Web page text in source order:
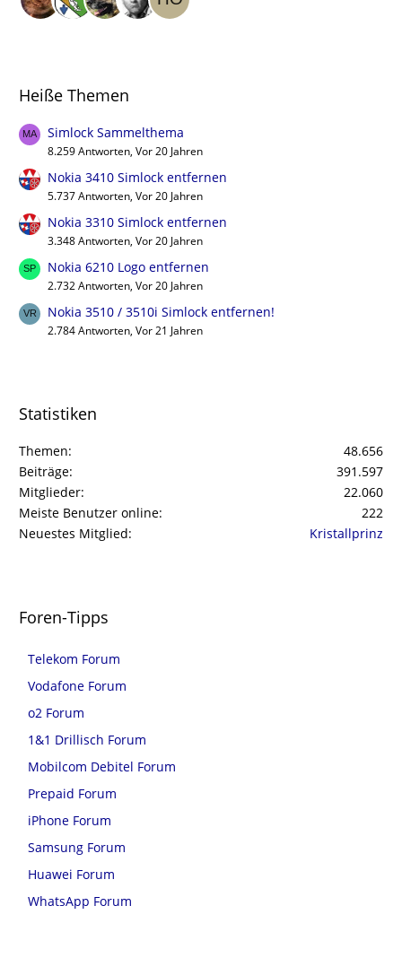
Heiße Themen
Simlock Sammelthema
8.259 Antworten, Vor 20 Jahren
Nokia 3410 Simlock entfernen
5.737 Antworten, Vor 20 Jahren
Nokia 3310 Simlock entfernen
3.348 Antworten, Vor 20 Jahren
Nokia 6210 Logo entfernen
2.732 Antworten, Vor 20 Jahren
Nokia 3510 / 3510i Simlock entfernen!
2.784 Antworten, Vor 21 Jahren
Statistiken
Themen
48.656
Beiträge
391.597
Mitglieder
22.060
Meiste Benutzer online
222
Neuestes Mitglied
Kristallprinz
Foren-Tipps
Telekom Forum
Vodafone Forum
o2 Forum
1&1 Drillisch Forum
Mobilcom Debitel Forum
Prepaid Forum
iPhone Forum
Samsung Forum
Huawei Forum
WhatsApp Forum